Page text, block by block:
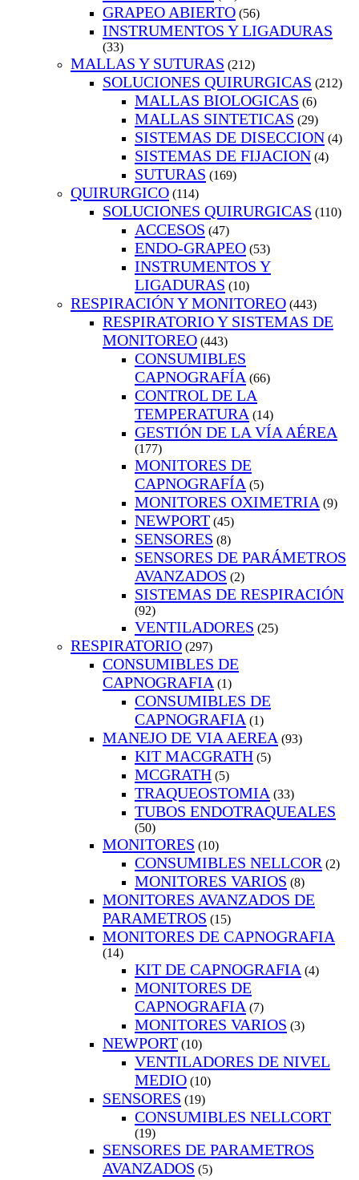
GRAPEO ABIERTO (56)
INSTRUMENTOS Y LIGADURAS
(33)
MALLAS Y SUTURAS (212)
SOLUCIONES QUIRURGICAS (212)
MALLAS BIOLOGICAS (6)
MALLAS SINTETICAS (29)
SISTEMAS DE DISECCION (4)
SISTEMAS DE FIJACION (4)
SUTURAS (169)
QUIRURGICO (114)
SOLUCIONES QUIRURGICAS (110)
ACCESOS (47)
ENDO-GRAPEO (53)
INSTRUMENTOS Y
LIGADURAS (10)
RESPIRACIÓN Y MONITOREO (443)
RESPIRATORIO Y SISTEMAS DE
MONITOREO (443)
CONSUMIBLES
CAPNOGRAFÍA (66)
CONTROL DE LA
TEMPERATURA (14)
GESTIÓN DE LA VÍA AÉREA
(177)
MONITORES DE
CAPNOGRAFÍA (5)
MONITORES OXIMETRIA (9)
NEWPORT (45)
SENSORES (8)
SENSORES DE PARÁMETROS
AVANZADOS (2)
SISTEMAS DE RESPIRACIÓN
(92)
VENTILADORES (25)
RESPIRATORIO (297)
CONSUMIBLES DE
CAPNOGRAFIA (1)
CONSUMIBLES DE
CAPNOGRAFIA (1)
MANEJO DE VIA AEREA (93)
KIT MACGRATH (5)
MCGRATH (5)
TRAQUEOSTOMIA (33)
TUBOS ENDOTRAQUEALES
(50)
MONITORES (10)
CONSUMIBLES NELLCOR (2)
MONITORES VARIOS (8)
MONITORES AVANZADOS DE
PARAMETROS (15)
MONITORES DE CAPNOGRAFIA
(14)
KIT DE CAPNOGRAFIA (4)
MONITORES DE
CAPNOGRAFIA (7)
MONITORES VARIOS (3)
NEWPORT (10)
VENTILADORES DE NIVEL
MEDIO (10)
SENSORES (19)
CONSUMIBLES NELLCORT
(19)
SENSORES DE PARAMETROS
AVANZADOS (5)